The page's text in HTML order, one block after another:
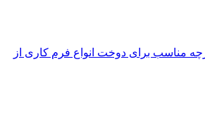
مناسب برای دوخت انواع فرم کاری از